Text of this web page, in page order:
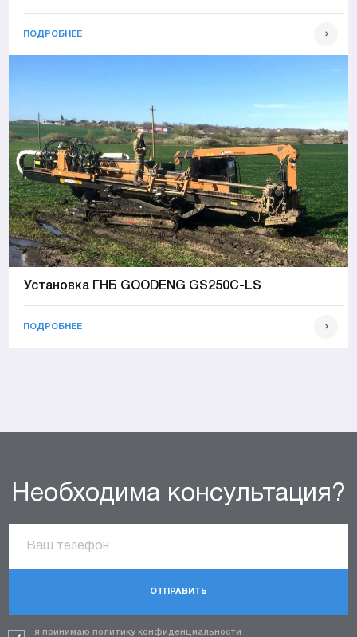
ПОДРОБНЕЕ
Установка ГНБ GOODENG GS250C-LS
ПОДРОБНЕЕ
Необходима консультация?
ОТПРАВИТЬ
я принимаю политику конфиденциальности